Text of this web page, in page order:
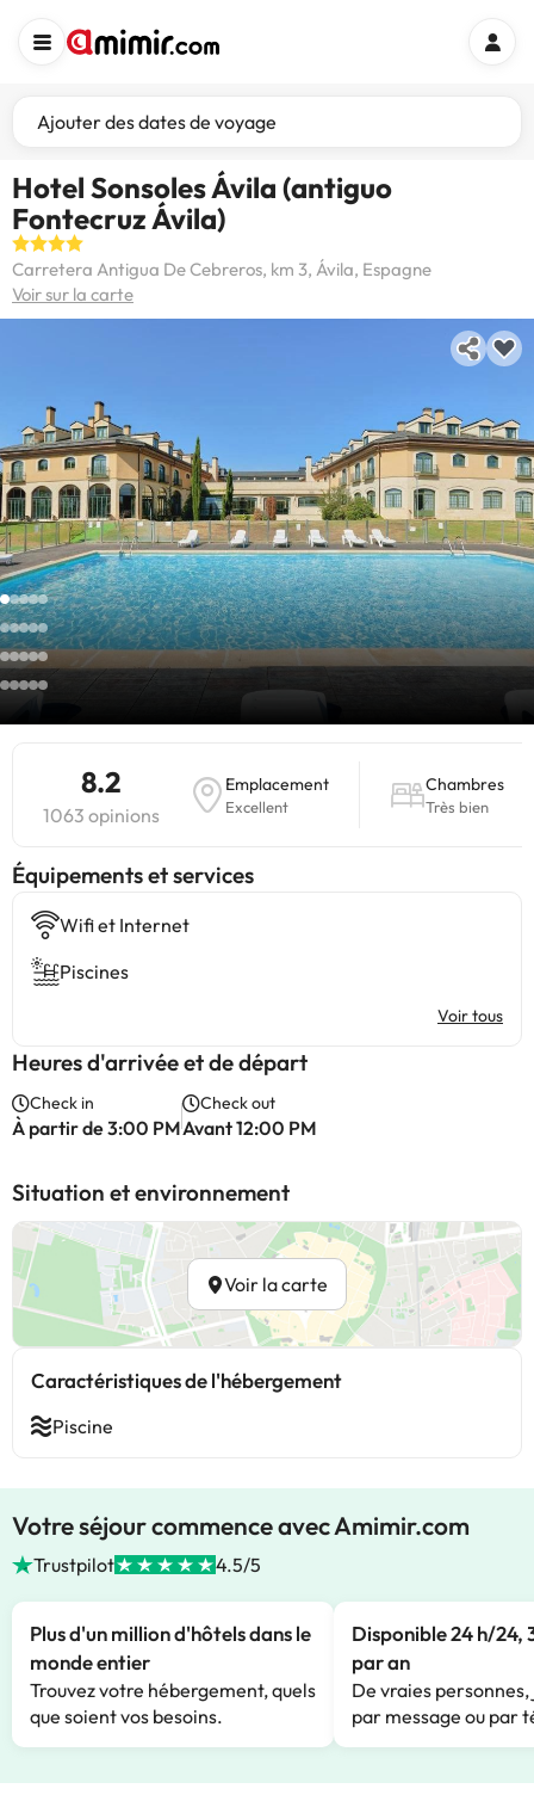
Ajouter des dates de voyage
Hotel Sonsoles Ávila (antiguo
Fontecruz Ávila)
Carretera Antigua De Cebreros, km 3, Ávila, Espagne
Voir sur la carte
8.2
1063 opinions
Emplacement
Excellent
Chambres
Très bien
​Équipements et services
Wifi et Internet
Piscines
Voir tous
Heures d'arrivée et de départ
Check in
À partir de 3:00 PM
Check out
Avant 12:00 PM
Situation et environnement
Voir la carte
Caractéristiques de l'hébergement
Piscine
Votre séjour commence avec Amimir.com
Trustpilot 4.5/5
Plus d'un million d'hôtels dans le
monde entier
Trouvez votre hébergement, quels
que soient vos besoins.
Disponible 24 h/24,
par an
De vraies
par message ou par